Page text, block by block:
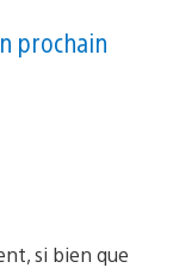
prochain
si bien que